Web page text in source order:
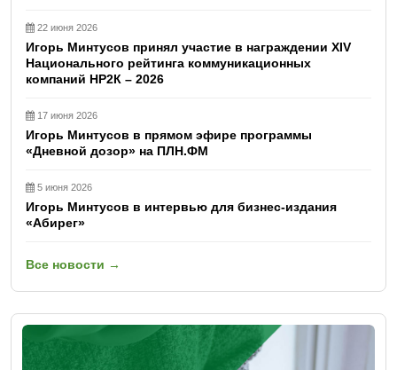
22 июня 2026
Игорь Минтусов принял участие в награждении XIV
Национального рейтинга коммуникационных
компаний НР2К – 2026
17 июня 2026
Игорь Минтусов в прямом эфире программы
«Дневной дозор» на ПЛН.ФМ
5 июня 2026
Игорь Минтусов в интервью для бизнес-издания
«Абирег»
Все новости →